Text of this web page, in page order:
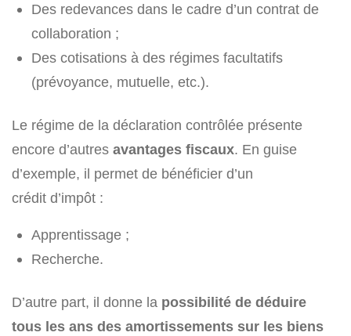
Des redevances dans le cadre d’un contrat de
collaboration ;
Des cotisations à des régimes facultatifs
(prévoyance, mutuelle, etc.).
Le régime de la déclaration contrôlée présente
encore d’autres avantages fiscaux. En guise
d’exemple, il permet de bénéficier d’un
crédit d’impôt :
Apprentissage ;
Recherche.
D’autre part, il donne la possibilité de déduire
tous les ans des amortissements sur les biens